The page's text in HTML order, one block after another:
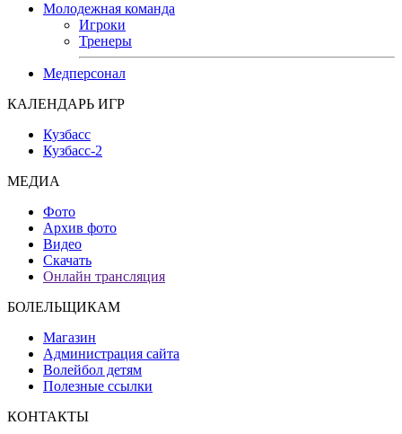
Молодежная команда
Игроки
Тренеры
Медперсонал
КАЛЕНДАРЬ ИГР
Кузбасс
Кузбасс-2
МЕДИА
Фото
Архив фото
Видео
Скачать
Онлайн трансляция
БОЛЕЛЬЩИКАМ
Магазин
Администрация сайта
Волейбол детям
Полезные ссылки
КОНТАКТЫ